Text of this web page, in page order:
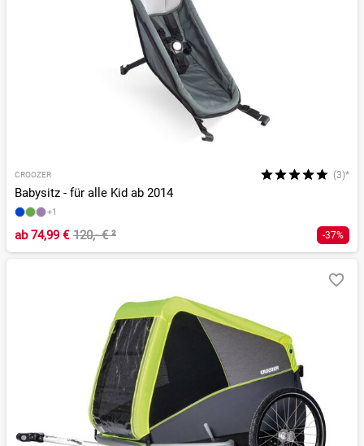
CROOZER (3)*
Babysitz - für alle Kid ab 2014
+1
ab74,99 € 120,- €² -37%